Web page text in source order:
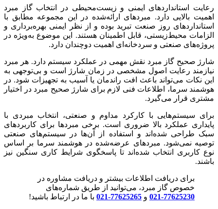
رعایت استانداردهای ایمنی و زیست‌محیطی در انتخاب گاز مبرد
اهمیت بالایی دارد. مبردهای ارائه‌شده در این مجموعه مطابق با
استانداردهای روز صنعت تبرید بوده و از نظر ایمنی بهره‌برداری و
الزامات محیط‌زیستی، قابل اطمینان هستند. این موضوع به‌ویژه در
پروژه‌های صنعتی و سردخانه‌ای اهمیت دوچندان دارد.
شارژ صحیح گاز مبرد نقش مهمی در عملکرد سیستم دارد. هر مبرد
نیازمند رعایت اصول مشخصی در زمان شارژ است و بی‌توجهی به
این نکات می‌تواند باعث افت راندمان یا آسیب به تجهیزات شود. در
هوشمند سرما، اطلاعات فنی لازم برای شارژ صحیح مبرد در اختیار
مشتری قرار می‌گیرد.
برای سیستم‌هایی با کارکرد مداوم و صنعتی، انتخاب مبردی با
پایداری عملکرد بالا ضروری است. برخی مبردها برای کاربردهای
سبک طراحی شده‌اند و استفاده از آن‌ها در سیستم‌های صنعتی
توصیه نمی‌شود. مبردهای عرضه‌شده در هوشمند سرما بر اساس
نوع کاربری انتخاب شده‌اند تا پاسخگوی شرایط کاری سنگین نیز
باشند.
برای دریافت اطلاعات بیشتر و دریافت مشاوره در
خصوص گاز مبرد، می‌توانید از طریق شماره‌های
77625230-021
و 77625265-021 با ما در ارتباط باشید!